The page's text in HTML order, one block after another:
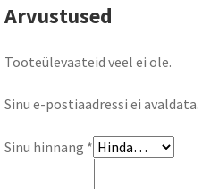
Arvustused
Tooteülevaateid veel ei ole.
Sinu e-postiaadressi ei avaldata.
Sinu hinnang *